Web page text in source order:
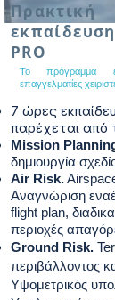
Πρακτική
εκπαίδευση
PRO
Το πρόγραμμα
επαγγελματίες
7 ώρες
παρέχεται από
Mission
δημιουργία
Air Risk.
Αναγνώριση
flight plan,
περιοχές
Ground Risk.
περιβάλλοντος
Υψομετρικός